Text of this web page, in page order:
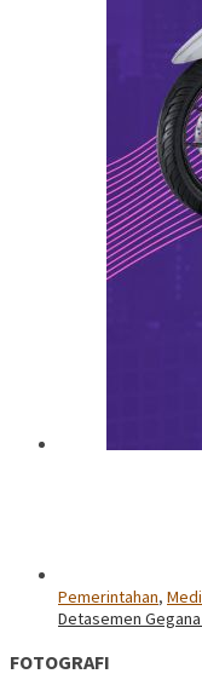
Pemerintahan,
Detasemen
FOTOGRAFI